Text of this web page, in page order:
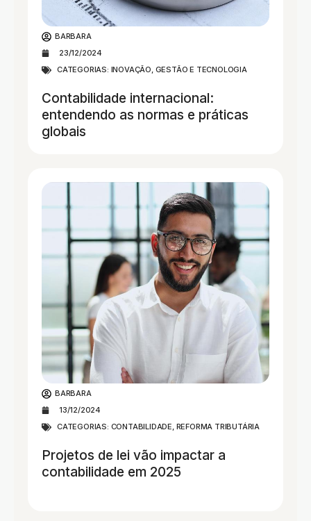
BARBARA
23/12/2024
CATEGORIAS: INOVAÇÃO, GESTÃO E TECNOLOGIA
Contabilidade internacional:
entendendo as normas e práticas
globais
BARBARA
13/12/2024
CATEGORIAS: CONTABILIDADE, REFORMA TRIBUTÁRIA
Projetos de lei vão impactar a
contabilidade em 2025